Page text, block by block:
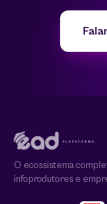
O ecossistema
infoprodutores e